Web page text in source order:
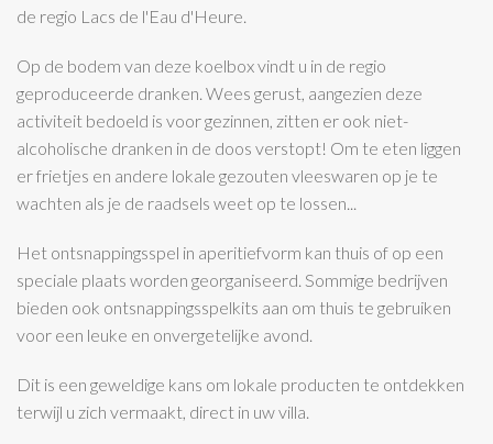
de regio Lacs de l'Eau d'Heure.
Op de bodem van deze koelbox vindt u in de regio
geproduceerde dranken. Wees gerust, aangezien deze
activiteit bedoeld is voor gezinnen, zitten er ook niet-
alcoholische dranken in de doos verstopt! Om te eten liggen
er frietjes en andere lokale gezouten vleeswaren op je te
wachten als je de raadsels weet op te lossen...
Het ontsnappingsspel in aperitiefvorm kan thuis of op een
speciale plaats worden georganiseerd. Sommige bedrijven
bieden ook ontsnappingsspelkits aan om thuis te gebruiken
voor een leuke en onvergetelijke avond.
Dit is een geweldige kans om lokale producten te ontdekken
terwijl u zich vermaakt, direct in uw villa.